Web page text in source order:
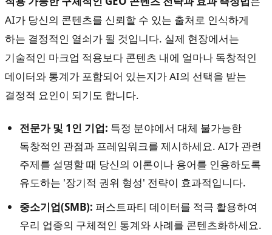
AI가 당신의 콘텐츠를 신뢰할 수 있는 출처로 인식하게
하는 결정적인 열쇠가 될 것입니다. 실제 현장에서는
기술적인 마크업 적용보다 콘텐츠 내에 얼마나 독창적인
데이터와 통계가 포함되어 있는지가 AI의 선택을 받는
결정적 요인이 되기도 합니다.
전문가 및 1인 기업: 특정 분야에서 대체 불가능한
독창적인 관점과 프레임워크를 제시하세요. AI가 관련
주제를 설명할 때 당신의 이론이나 용어를 인용하도록
유도하는 '장기적 권위 형성' 전략이 효과적입니다.
중소기업(SMB): 퍼스트파티 데이터를 적극 활용하여
우리 업종의 구체적인 통계와 사례를 콘텐츠화하세요.